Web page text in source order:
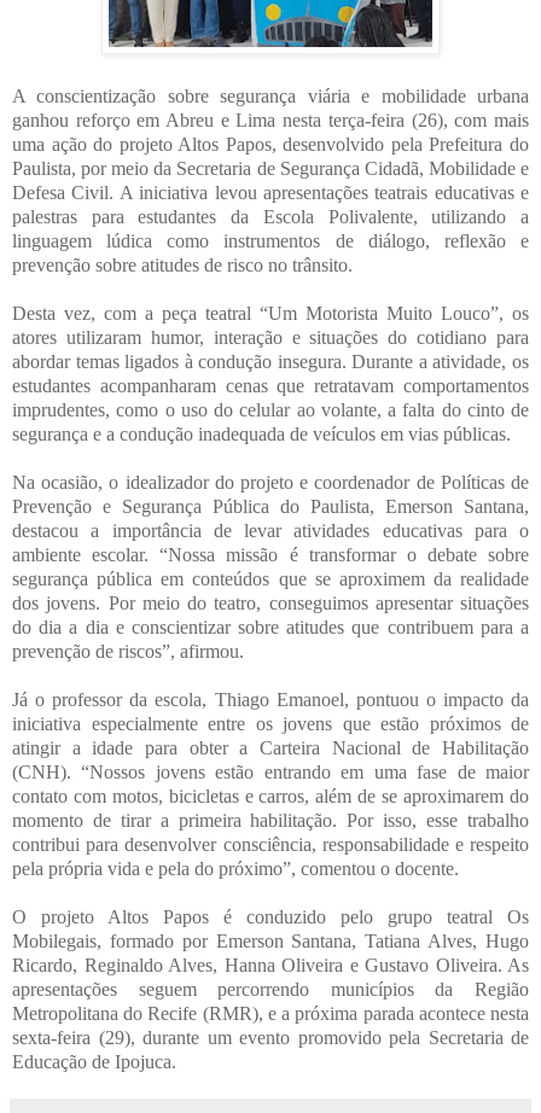
A conscientização sobre segurança viária e mobilidade urbana
ganhou reforço em Abreu e Lima nesta terça-feira (26), com mais
uma ação do projeto Altos Papos, desenvolvido pela Prefeitura do
Paulista, por meio da Secretaria de Segurança Cidadã, Mobilidade e
Defesa Civil. A iniciativa levou apresentações teatrais educativas e
palestras para estudantes da Escola Polivalente, utilizando a
linguagem lúdica como instrumentos de diálogo, reflexão e
prevenção sobre atitudes de risco no trânsito.
Desta vez, com a peça teatral “Um Motorista Muito Louco”, os
atores utilizaram humor, interação e situações do cotidiano para
abordar temas ligados à condução insegura. Durante a atividade, os
estudantes acompanharam cenas que retratavam comportamentos
imprudentes, como o uso do celular ao volante, a falta do cinto de
segurança e a condução inadequada de veículos em vias públicas.
Na ocasião, o idealizador do projeto e coordenador de Políticas de
Prevenção e Segurança Pública do Paulista, Emerson Santana,
destacou a importância de levar atividades educativas para o
ambiente escolar. “Nossa missão é transformar o debate sobre
segurança pública em conteúdos que se aproximem da realidade
dos jovens. Por meio do teatro, conseguimos apresentar situações
do dia a dia e conscientizar sobre atitudes que contribuem para a
prevenção de riscos”, afirmou.
Já o professor da escola, Thiago Emanoel, pontuou o impacto da
iniciativa especialmente entre os jovens que estão próximos de
atingir a idade para obter a Carteira Nacional de Habilitação
(CNH). “Nossos jovens estão entrando em uma fase de maior
contato com motos, bicicletas e carros, além de se aproximarem do
momento de tirar a primeira habilitação. Por isso, esse trabalho
contribui para desenvolver consciência, responsabilidade e respeito
pela própria vida e pela do próximo”, comentou o docente.
O projeto Altos Papos é conduzido pelo grupo teatral Os
Mobilegais, formado por Emerson Santana, Tatiana Alves, Hugo
Ricardo, Reginaldo Alves, Hanna Oliveira e Gustavo Oliveira. As
apresentações seguem percorrendo municípios da Região
Metropolitana do Recife (RMR), e a próxima parada acontece nesta
sexta-feira (29), durante um evento promovido pela Secretaria de
Educação de Ipojuca.